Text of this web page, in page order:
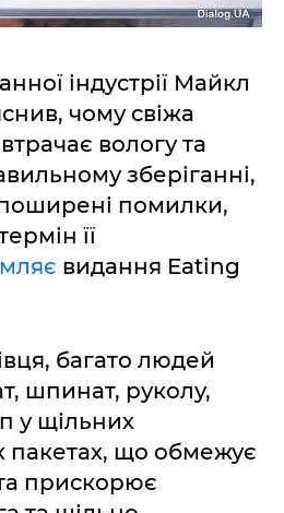
індустрії Майкл
чому свіжа
вологу та
зберіганні,
помилки,
її
видання Eating
багато людей
шпинат, руколу,
у щільних
пакетах, що обмежує
прискорює